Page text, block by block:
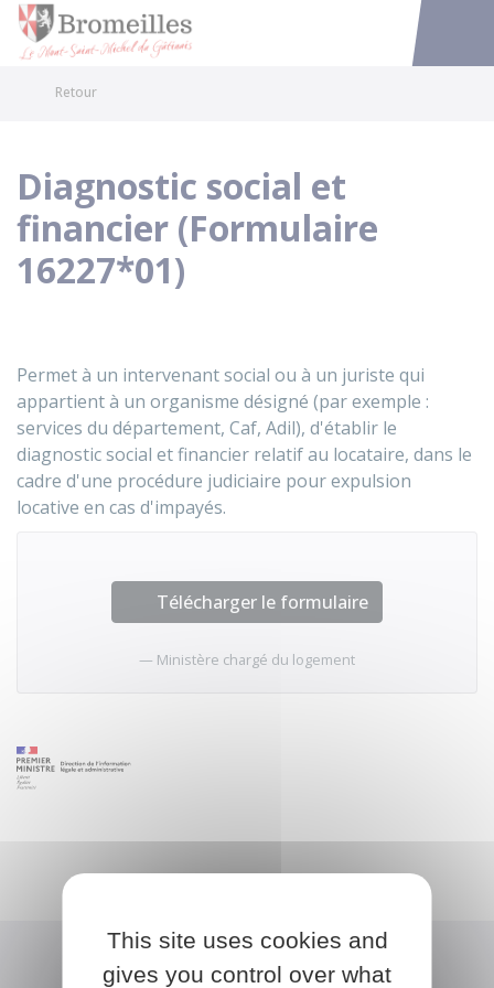
Accéder
Retour
Diagnostic social et
financier (Formulaire
16227*01)
Permet à un intervenant social ou à un juriste qui
appartient à un organisme désigné (par exemple :
services du département, Caf, Adil), d'établir le
diagnostic social et financier relatif au locataire, dans le
cadre d'une procédure judiciaire pour expulsion
locative en cas d'impayés.
Télécharger le formulaire
Ministère chargé du logement
This site uses cookies and
gives you control over what